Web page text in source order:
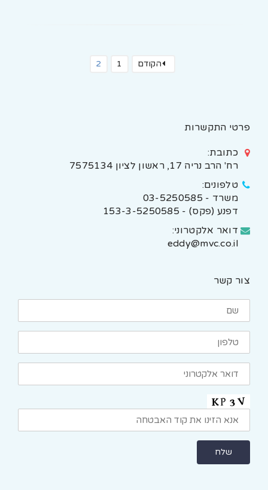
הקודם 1
2
פרטי התקשרות
כתובת:
רח' הרב נריה 17, ראשון לציון 7575134
טלפונים:
משרד - 03-5250585
דפנע (פקס) - 153-3-5250585
דואר אלקטרוני:
eddy@mvc.co.il
צור קשר